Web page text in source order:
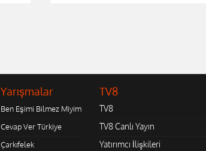
Yarışmalar
Ben Eşimi Bilmez Miyim
Cevap Ver Türkiye
Çarkıfelek
TV8
TV8
TV8 Canlı Yayın
Yatırımcı İlişkileri